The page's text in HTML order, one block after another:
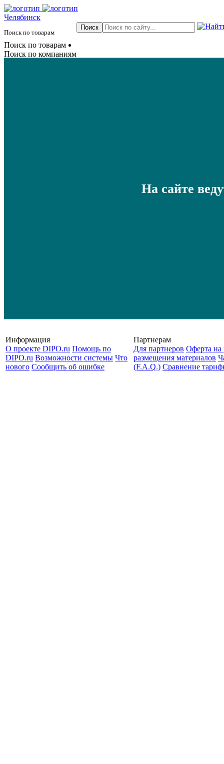
Челябинск
Поиск по товарам
Поиск по товарам
Поиск по компаниям
На сайте
Информация
О проекте DIPO.ru Помощь по
DIPO.ru Возможности системы Что
нового Сообщить об ошибке
Партнерам
Для партнеров Оферта на
размещения материалов
(F.A.Q.) Cравнение